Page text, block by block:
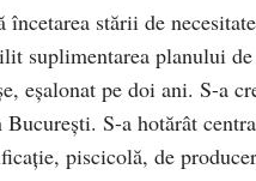
încetarea stării de
suplimentarea planului
eşalonat pe doi ani. S-a
Bucureşti. S-a hotărât
piscicolă, de